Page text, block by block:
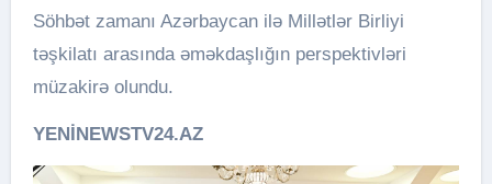
Söhbət zamanı Azərbaycan ilə Millətlər Birliyi
təşkilatı arasında əməkdaşlığın perspektivləri
müzakirə olundu.
YENİNEWSTV24.AZ